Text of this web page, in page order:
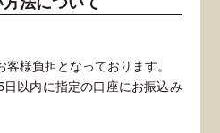
様負担となっております。
以内に指定の口座にお振込み